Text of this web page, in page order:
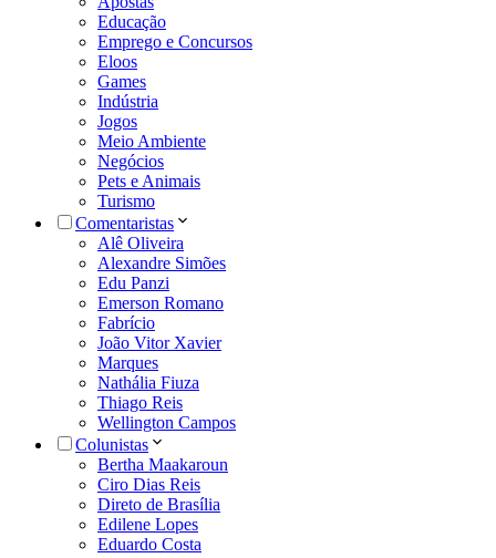
Educação
Emprego e Concursos
Eloos
Games
Indústria
Jogos
Meio Ambiente
Negócios
Pets e Animais
Turismo
Comentaristas
Alê Oliveira
Alexandre Simões
Edu Panzi
Emerson Romano
Fabrício
João Vitor Xavier
Marques
Nathália Fiuza
Thiago Reis
Wellington Campos
Colunistas
Bertha Maakaroun
Ciro Dias Reis
Direto de Brasília
Edilene Lopes
Eduardo Costa